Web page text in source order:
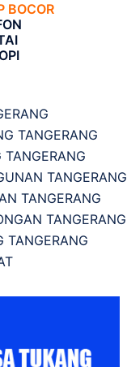
BOCOR
TANGERANG
TANGERANG
TANGERANG
TANGERANG
TANGERANG